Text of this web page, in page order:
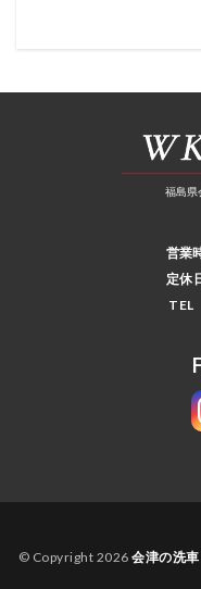
福島
営
定
© Copyright 2026会津の洗